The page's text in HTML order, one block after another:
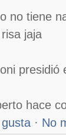
no tiene
jaja
presidió
hace
· No